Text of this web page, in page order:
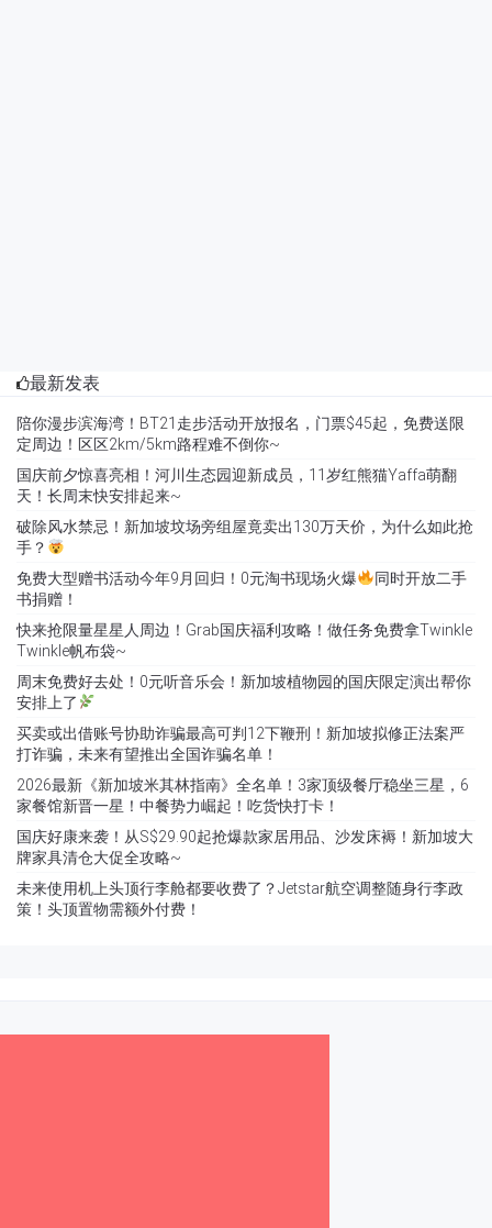
最新发表
陪你漫步滨海湾！BT21走步活动开放报名，门票$45起，免费送限
定周边！区区2km/5km路程难不倒你~
国庆前夕惊喜亮相！河川生态园迎新成员，11岁红熊猫Yaffa萌翻
天！长周末快安排起来~
破除风水禁忌！新加坡坟场旁组屋竟卖出130万天价，为什么如此抢
手？
免费大型赠书活动今年9月回归！0元淘书现场火爆
同时开放二手
书捐赠！
快来抢限量星星人周边！Grab国庆福利攻略！做任务免费拿Twinkle
Twinkle帆布袋~
周末免费好去处！0元听音乐会！新加坡植物园的国庆限定演出帮你
安排上了
买卖或出借账号协助诈骗最高可判12下鞭刑！新加坡拟修正法案严
打诈骗，未来有望推出全国诈骗名单！
2026最新《新加坡米其林指南》全名单！3家顶级餐厅稳坐三星，6
家餐馆新晋一星！中餐势力崛起！吃货快打卡！
国庆好康来袭！从S$29.90起抢爆款家居用品、沙发床褥！新加坡大
牌家具清仓大促全攻略~
未来使用机上头顶行李舱都要收费了？Jetstar航空调整随身行李政
策！头顶置物需额外付费！